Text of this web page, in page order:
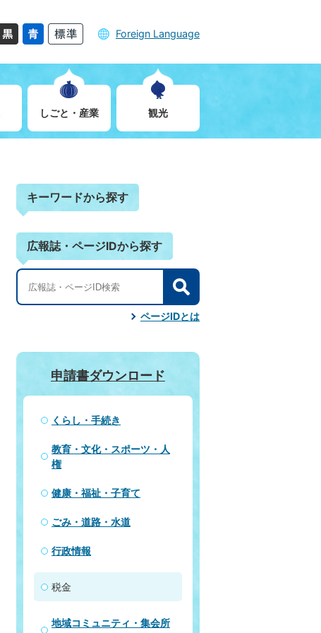
Foreign Language
しごと・産業 観光
キーワードから探す
広報誌・ページIDから探す
検
索
ページIDとは
申請書ダウンロード
くらし・手続き
教育・文化・スポーツ・人
権
健康・福祉・子育て
ごみ・道路・水道
行政情報
税金
地域コミュニティ・集会所